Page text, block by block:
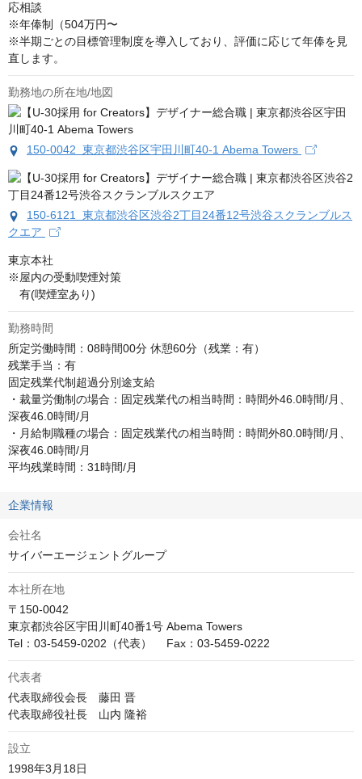
応相談
※年俸制（504万円〜
※半期ごとの目標管理制度を導入しており、評価に応じて年俸を見
直します。
勤務地の所在地/地図
150-0042 東京都渋谷区宇田川町40-1 Abema Towers
150-6121 東京都渋谷区渋谷2丁目24番12号渋谷スクランブルス
クエア
東京本社
※屋内の受動喫煙対策
有(喫煙室あり)
勤務時間
所定労働時間：08時間00分 休憩60分（残業：有）
残業手当：有
固定残業代制超過分別途支給
・裁量労働制の場合：固定残業代の相当時間：時間外46.0時間/月、
深夜46.0時間/月
・月給制職種の場合：固定残業代の相当時間：時間外80.0時間/月、
深夜46.0時間/月
平均残業時間：31時間/月
企業情報
会社名
サイバーエージェントグループ
本社所在地
〒150-0042
東京都渋谷区宇田川町40番1号 Abema Towers
Tel：03-5459-0202（代表）　 Fax：03-5459-0222
代表者
代表取締役会長　藤田 晋
代表取締役社長　山内 隆裕
設立
1998年3月18日